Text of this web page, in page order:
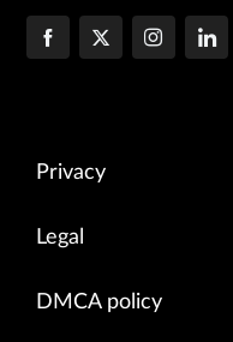
Privacy
Legal
DMCA policy